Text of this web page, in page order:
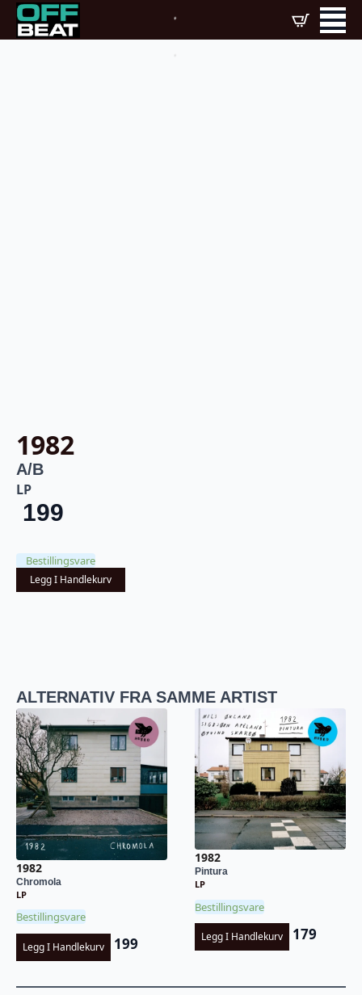
1982
A/B
LP
199
Bestillingsvare
Legg I Handlekurv
ALTERNATIV FRA SAMME ARTIST
1982
Chromola
LP
Bestillingsvare
Legg I Handlekurv 199
1982
Pintura
LP
Bestillingsvare
Legg I Handlekurv 179